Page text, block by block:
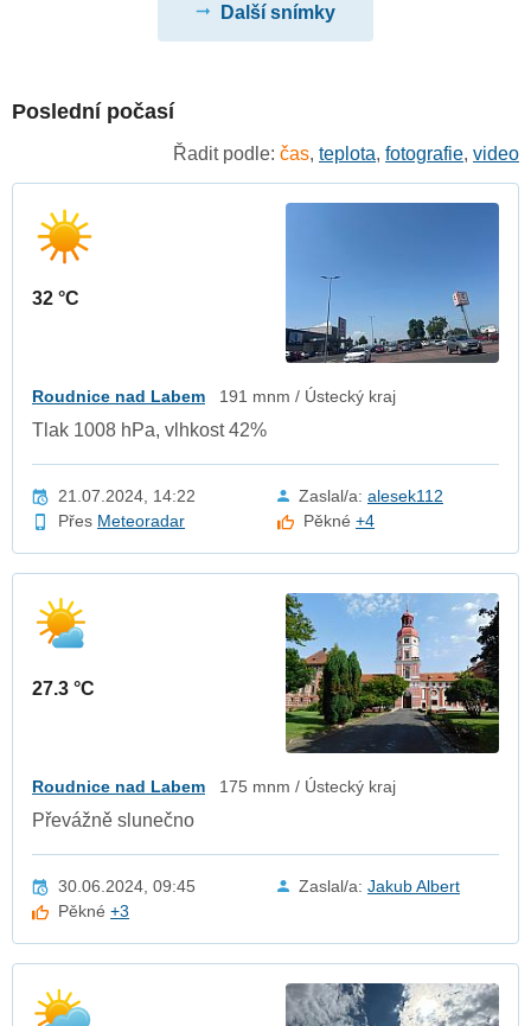
Další snímky
Poslední počasí
Řadit podle: čas, teplota, fotografie, video
32 °C
Roudnice nad Labem 191 mnm / Ústecký kraj
Tlak 1008 hPa, vlhkost 42%
21.07.2024, 14:22 Zaslal/a: alesek112
Přes Meteoradar Pěkné+4
27.3 °C
Roudnice nad Labem 175 mnm / Ústecký kraj
Převážně slunečno
30.06.2024, 09:45 Zaslal/a: Jakub Albert
Pěkné+3